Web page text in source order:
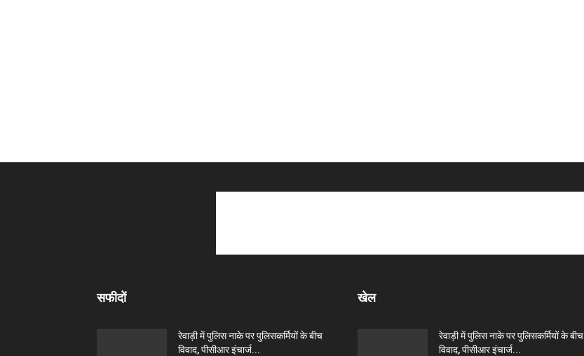
सफीदों
रेवाड़ी में पुलिस नाके पर पुलिसकर्मियों के बीच
विवाद, पीसीआर इंचार्ज...
खेल
रेवाड़ी में पुलिस नाके पर पुलिसकर्मियों के बीच
विवाद, पीसीआर इंचार्ज...